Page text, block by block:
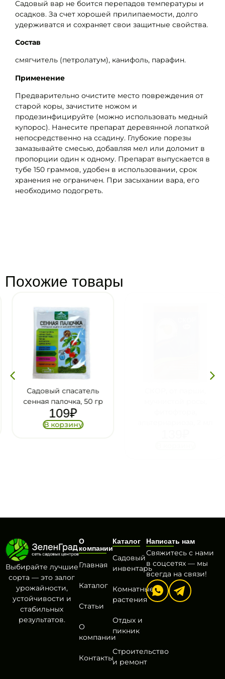
Садовый вар не боится перепадов температуры и
осадков. За счет хорошей прилипаемости, долго
удерживатся и сохраняет свои защитные свойства.
Состав
смягчитель (петролатум), канифоль, парафин.
Применение
Предварительно очистите место повреждения от
старой коры, зачистите ножом и
продезинфицируйте (можно использовать медный
купорос). Нанесите препарат деревянной лопаткой
непосредственно на ссадину. Глубокие порезы
замазывайте смесью, добавляя мел или доломит в
пропорции один к одному. Препарат выпускается в
тубе 150 граммов, удобен в использовании, срок
хранения не ограничен. При засыхании вара, его
необходимо подогреть.
Похожие товары
Садовый спасатель
сенная палочка, 50 гр
109₽
В корзину
Выбирайте лучшие
сорта — это залог
урожайности,
устойчивости и
стабильных
результатов.
О
компании
Главная
Каталог
Статьи
О
компании
Контакты
Каталог
Садовый
инвентарь
Комнатные
растения
Отдых и
пикник
Строительство
и ремонт
Написать нам
Свяжитесь с нами
в соцсетях — мы
всегда на связи!